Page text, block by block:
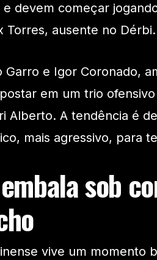
devem começar
Torres, ausente no Dérbi.
Garro e Igor Coronado,
em um trio
Alberto. A tendência é
mais agressivo, para
sob
vive um momento